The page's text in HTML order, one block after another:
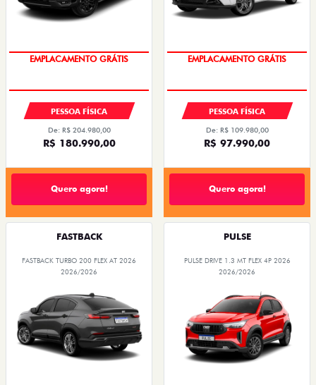
OPORTUNIDADE
PESSOA FÍSICA
De: R$ 204.980,00
R$ 180.990,00
Quero agora!
OPORTUNIDADE
PESSOA FÍSICA
De: R$ 109.980,00
R$ 97.990,00
Quero agora!
FASTBACK
FASTBACK TURBO 200 FLEX AT 2026
2026/2026
PULSE
PULSE DRIVE 1.3 MT FLEX 4P 2026
2026/2026